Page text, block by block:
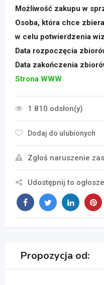
Możliwość zakupu w
Osoba, która chce
w celu potwierdzenia
Data rozpoczęcia
Data zakończenia
Strona WWW
1 810 odsłon(y)
Dodaj do ulubionych
Zgłoś naruszenie
Udostępnij to
Propozycja od: